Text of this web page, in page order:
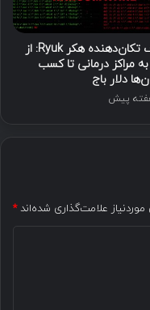
اعتراف تکان‌دهنده هکر Ryuk: از
مراکز درمانی تا کسب
دلار باج
علامت‌گذاری شده‌اند*